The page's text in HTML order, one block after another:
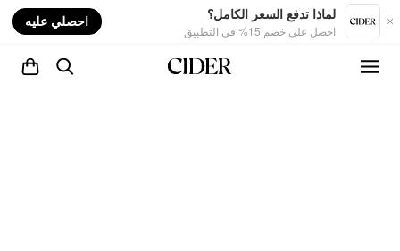
لماذا تدفع السعر الكامل؟
احصل على خصم 15% في التطبيق
احصلي عليه